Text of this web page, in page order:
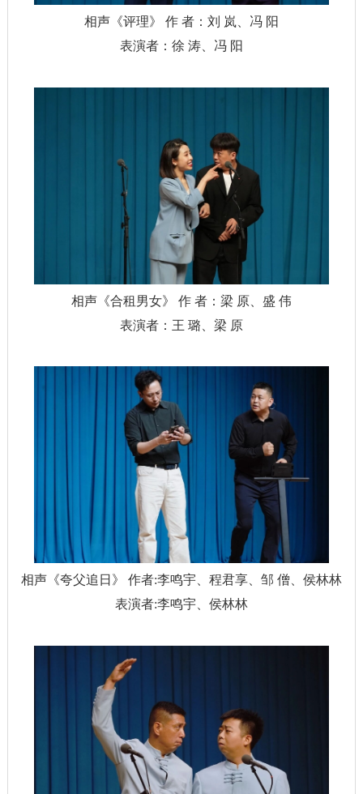
相声《评理》 作 者：刘 岚、冯 阳
表演者：徐 涛、冯 阳
相声《合租男女》 作 者：梁 原、盛 伟
表演者：王 璐、梁 原
相声《夸父追日》 作者:李鸣宇、程君享、邹 僧、侯林林
表演者:李鸣宇、侯林林